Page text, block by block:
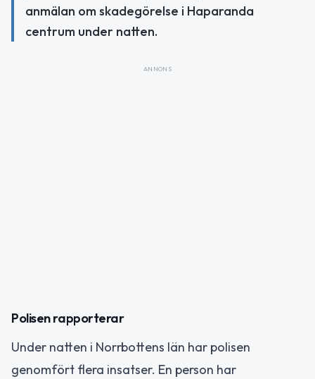
anmälan om skadegörelse i Haparanda
centrum under natten.
ANNONS
Polisen rapporterar
Under natten i Norrbottens län har polisen
genomfört flera insatser. En person har